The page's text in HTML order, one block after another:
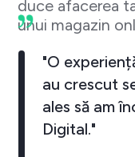
duce afacerea
unui magazin
"O
au crescut
ales să am
Digital."